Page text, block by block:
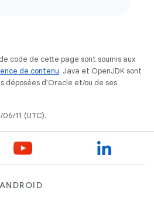
code de cette page sont soumis aux
de contenu. Java et OpenJDK sont
déposées d'Oracle et/ou de ses
11 (UTC).